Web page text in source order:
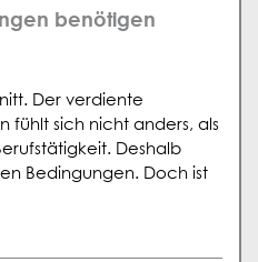
benötigen
Der verdiente
fühlt sich nicht anders, als
Deshalb
Bedingungen. Doch ist